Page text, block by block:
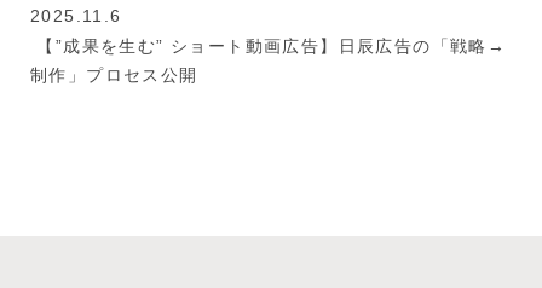
2025.11.6
【”成果を生む” ショート動画広告】日辰広告の「戦略→
制作」プロセス公開